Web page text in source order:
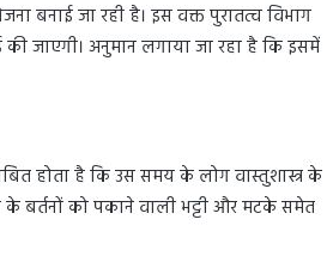
बनाई जा रही है। इस वक्त पुरातत्व विभाग
जाएगी। अनुमान लगाया जा रहा है कि इसमें
होता है कि उस समय के लोग वास्तुशास्त्र के
के बर्तनों को पकाने वाली भट्टी और मटके समेत